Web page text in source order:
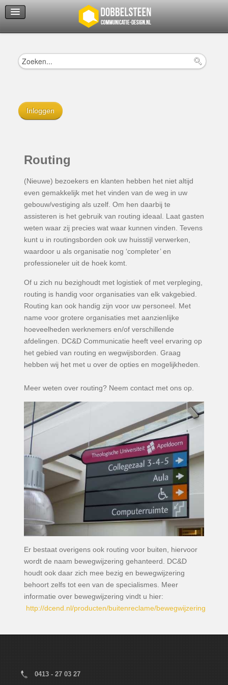
Inloggen
Routing
(Nieuwe) bezoekers en klanten hebben het niet altijd
even gemakkelijk met het vinden van de weg in uw
gebouw/vestiging als uzelf. Om hen daarbij te
assisteren is het gebruik van routing ideaal. Laat gasten
weten waar zij precies wat waar kunnen vinden. Tevens
kunt u in routingsborden ook uw huisstijl verwerken,
waardoor u als organisatie nog ‘completer’ en
professioneler uit de hoek komt.
Of u zich nu bezighoudt met logistiek of met verpleging,
routing is handig voor organisaties van elk vakgebied.
Routing kan ook handig zijn voor uw personeel. Met
name voor grotere organisaties met aanzienlijke
hoeveelheden werknemers en/of verschillende
afdelingen. DC&D Communicatie heeft veel ervaring op
het gebied van routing en wegwijsborden. Graag
hebben wij het met u over de opties en mogelijkheden.
Meer weten over routing? Neem contact met ons op.
Er bestaat overigens ook routing voor buiten, hiervoor
wordt de naam bewegwijzering gehanteerd. DC&D
houdt ook daar zich mee bezig en bewegwijzering
behoort zelfs tot een van de specialismes. Meer
informatie over bewegwijzering vindt u hier:
http://dcend.nl/producten/buitenreclame/bewegwijzering
0413 - 27 03 27